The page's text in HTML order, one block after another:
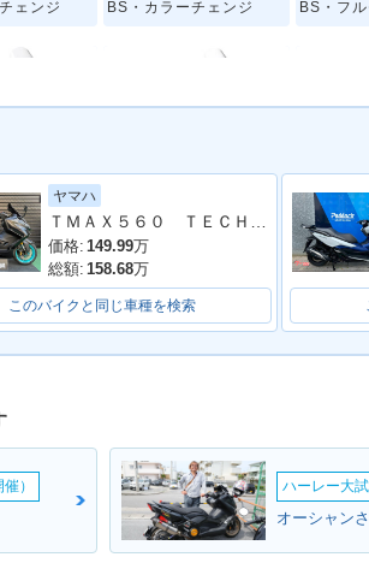
ェンジ
BS・カラーチェンジ
BS・フ
ABS I
追加
S・マイナーチェンジ
2014年
S・新登場
ヤマハ
価格: 149.99万
総額: 158.68万
このバイクと同じ車種を検索
） ハーレー大
オーシャン